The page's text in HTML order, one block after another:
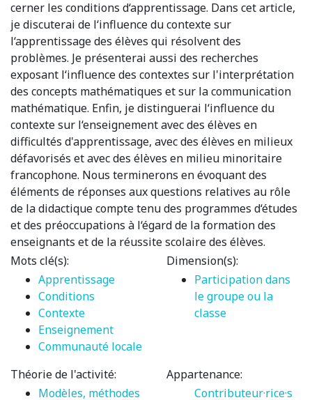
cerner les conditions d‘apprentissage. Dans cet article,
je discuterai de l‘influence du contexte sur
l‘apprentissage des élèves qui résolvent des
problèmes. Je présenterai aussi des recherches
exposant l‘influence des contextes sur l'interprétation
des concepts mathématiques et sur la communication
mathématique. Enfin, je distinguerai l‘influence du
contexte sur l‘enseignement avec des élèves en
difficultés d'apprentissage, avec des élèves en milieux
défavorisés et avec des élèves en milieu minoritaire
francophone. Nous terminerons en évoquant des
éléments de réponses aux questions relatives au rôle
de la didactique compte tenu des programmes d‘études
et des préoccupations à l‘égard de la formation des
enseignants et de la réussite scolaire des élèves.
Mots clé(s):
Apprentissage
Conditions
Contexte
Enseignement
Communauté locale
Dimension(s):
Participation dans
le groupe ou la
classe
Théorie de l'activité:
Modèles, méthodes
Appartenance:
Contributeur·rice·s